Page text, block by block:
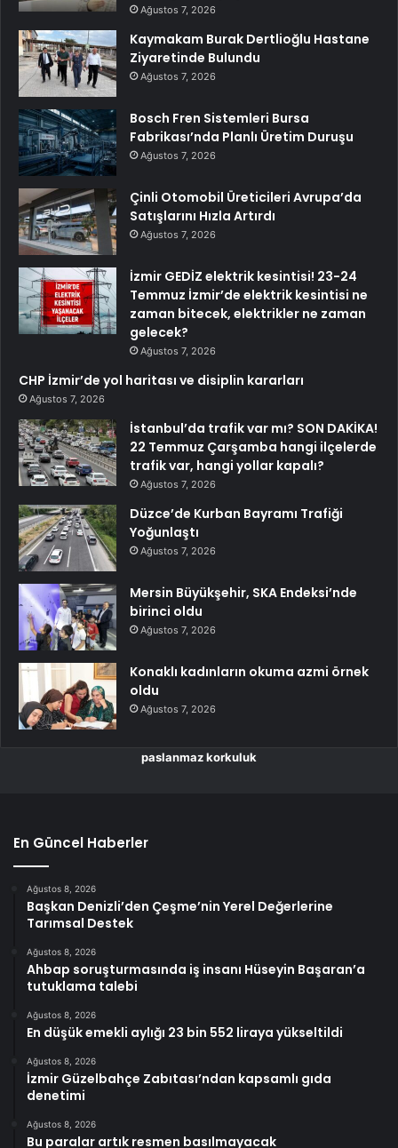
Ağustos 7, 2026
Kaymakam Burak Dertlioğlu Hastane
Ziyaretinde Bulundu
Ağustos 7, 2026
Bosch Fren Sistemleri Bursa
Fabrikası’nda Planlı Üretim Duruşu
Ağustos 7, 2026
Çinli Otomobil Üreticileri Avrupa’da
Satışlarını Hızla Artırdı
Ağustos 7, 2026
İzmir GEDİZ elektrik kesintisi! 23-24
Temmuz İzmir’de elektrik kesintisi ne
zaman bitecek, elektrikler ne zaman
gelecek?
Ağustos 7, 2026
CHP İzmir’de yol haritası ve disiplin kararları
Ağustos 7, 2026
İstanbul’da trafik var mı? SON DAKİKA!
22 Temmuz Çarşamba hangi ilçelerde
trafik var, hangi yollar kapalı?
Ağustos 7, 2026
Düzce’de Kurban Bayramı Trafiği
Yoğunlaştı
Ağustos 7, 2026
Mersin Büyükşehir, SKA Endeksi’nde
birinci oldu
Ağustos 7, 2026
Konaklı kadınların okuma azmi örnek
oldu
Ağustos 7, 2026
paslanmaz korkuluk
En Güncel Haberler
Ağustos 8, 2026
Başkan Denizli’den Çeşme’nin Yerel Değerlerine
Tarımsal Destek
Ağustos 8, 2026
Ahbap soruşturmasında iş insanı Hüseyin Başaran’a
tutuklama talebi
Ağustos 8, 2026
En düşük emekli aylığı 23 bin 552 liraya yükseltildi
Ağustos 8, 2026
İzmir Güzelbahçe Zabıtası’ndan kapsamlı gıda
denetimi
Ağustos 8, 2026
Bu paralar artık resmen basılmayacak